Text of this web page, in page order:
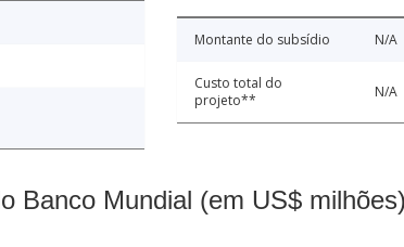
Montante do subsídio N/A
Custo total do
projeto**
N/A
Banco Mundial (em US$